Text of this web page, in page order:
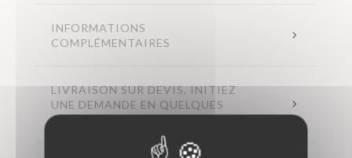
INFORMATIONS
COMPLÉMENTAIRES
LIVRAISON SUR DEVIS, INITIEZ
UNE DEMANDE EN QUELQUES
CLICS